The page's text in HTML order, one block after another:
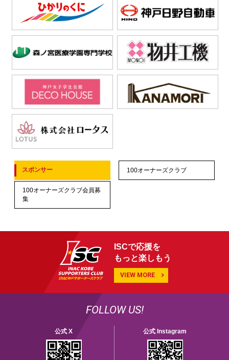
スポンサー 100オーナーズクラブ
100オーナーズクラブ会員募
集
ISCで応援を
もっと楽しもう
VIEW MORE
FOLLOW US!
公式 X 公式 Instagram